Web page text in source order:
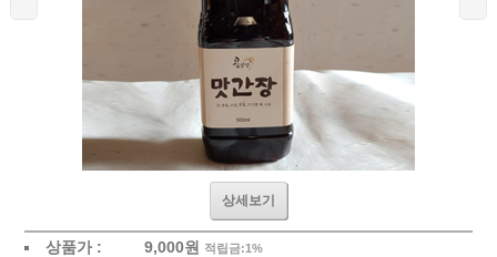
상세보기
상품가 : 9,000원 적립금:1%